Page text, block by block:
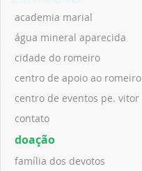
academia marial
água mineral aparecida
cidade do romeiro
centro de apoio ao romeiro
centro de eventos pe. vitor
contato
doação
família dos devotos